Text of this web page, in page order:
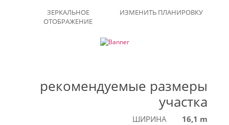
ЗЕРКАЛЬНОЕ
ОТОБРАЖЕНИЕ
ИЗМЕНИТЬ ПЛАНИРОВКУ
рекомендуемые размеры
участка
ШИРИНА
16,1 m